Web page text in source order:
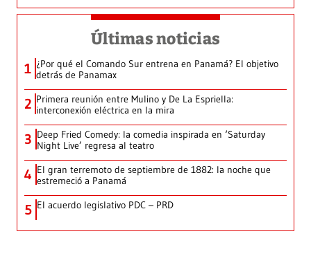
Últimas noticias
1 ¿Por qué el Comando Sur entrena en Panamá? El objetivo
detrás de Panamax
2 Primera reunión entre Mulino y De La Espriella:
interconexión eléctrica en la mira
3 Deep Fried Comedy: la comedia inspirada en ‘Saturday
Night Live’ regresa al teatro
4 El gran terremoto de septiembre de 1882: la noche que
estremeció a Panamá
5 El acuerdo legislativo PDC – PRD